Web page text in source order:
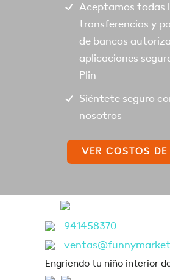
Aceptamos todas
transferencias y
de bancos
aplicaciones
Plin
Siéntete seguro
nosotros
VER COSTOS
941458370
Engriendo tu niño interior